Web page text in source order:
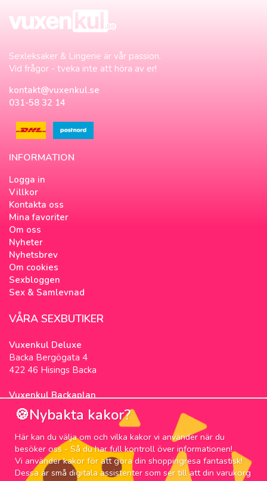
Sexleksaker & Lingerie är vår passion.
Vid frågor - tveka inte att höra av er!
kontakt@vuxenkul.se
031-58 32 14
INFORMATION
Logga in
Villkor
Kontakta oss
Mina favoriter
Om oss
Nyheter
Nyhetsbrev
Om cookies
Sexbloggen
Sex & Samlevnad
VÅRA SEXBUTIKER
Vuxenkul Deluxe
Backa Bergögata 4
422 46 Hisings Backa
Vuxenkul Backaplan
Färgfabriksgatan 3
417 05 Göteborg
NYHETSBREV
Prenumerera på nyhetsbrevet för våra bästa
🍪Nybakta kakor?
Här kan du välja om och vilka kakor vi använder när du
besöker oss - Så du har full kontroll över informationen!
Vi använder kakor för att göra din shoppingresa fantastisk!
Dessa är små digitala assistenter som ser till att din varukorg